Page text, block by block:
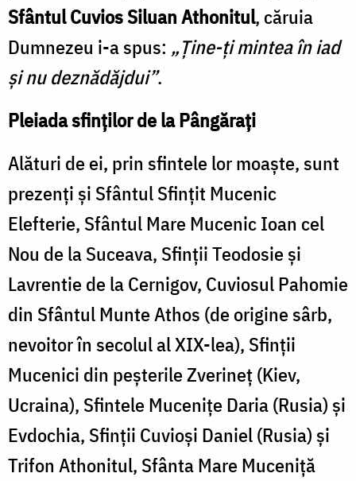
Sfântul Cuvios Siluan Athonitul, căruia
Dumnezeu i-a spus: „Ține-ți mintea în iad
și nu deznădăjdui”.
Pleiada sfinților de la Pângărați
Alături de ei, prin sfintele lor moaște, sunt
prezenți și Sfântul Sfinţit Mucenic
Elefterie, Sfântul Mare Mucenic Ioan cel
Nou de la Suceava, Sfinții Teodosie și
Lavrentie de la Cernigov, Cuviosul Pahomie
din Sfântul Munte Athos (de origine sârb,
nevoitor în secolul al XIX-lea), Sfinţii
Mucenici din peşterile Zverineţ (Kiev,
Ucraina), Sfintele Muceniţe Daria (Rusia) și
Evdochia, Sfinții Cuvioși Daniel (Rusia) și
Trifon Athonitul, Sfânta Mare Muceniţă